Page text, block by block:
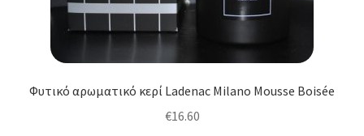
Φυτικό αρωματικό κερί Ladenac Milano Mousse Boisée
€16.60